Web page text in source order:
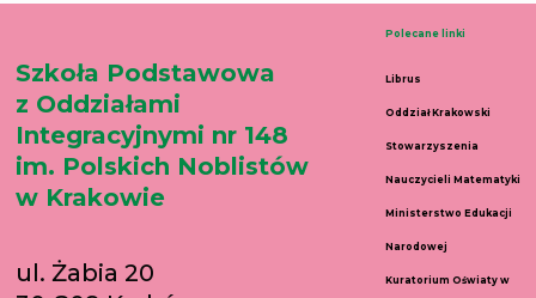
Szkoła Podstawowa
z Oddziałami
Integracyjnymi nr 148
im. Polskich Noblistów
w Krakowie
ul. Żabia 20
Polecane linki
Librus
Oddział Krakowski
Stowarzyszenia
Nauczycieli Matematyki
Ministerstwo Edukacji
Narodowej
Kuratorium Oświaty w